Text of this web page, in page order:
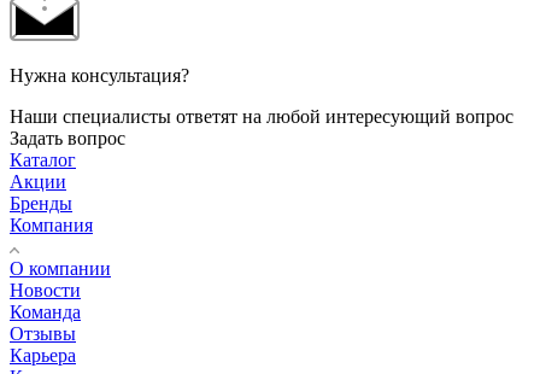
Нужна консультация?
Наши специалисты ответят на любой интересующий вопрос
Задать вопрос
Каталог
Акции
Бренды
Компания
О компании
Новости
Команда
Отзывы
Карьера